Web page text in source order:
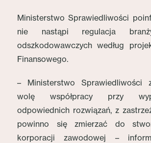
Ministerstwo Sprawiedliwości
nie nastąpi regulacja
odszkodowawczych według
Finansowego.
– Ministerstwo Sprawiedliwości
wolę współpracy przy
odpowiednich rozwiązań, z
powinno się zmierzać do
korporacji zawodowej –